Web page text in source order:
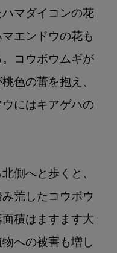
マダイコンの花
エンドウの花も
コウボウムギが
色の蕾を抱え、
にはキアゲハの
側へと歩くと、
荒したコウボウ
積はますます大
への被害も増し